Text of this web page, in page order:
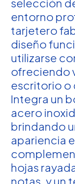
entorno
tarjetero
diseño
utilizarse
ofreciendo
escritorio o
Integra un
acero
brindando
apariencia
hojas
notas, y un